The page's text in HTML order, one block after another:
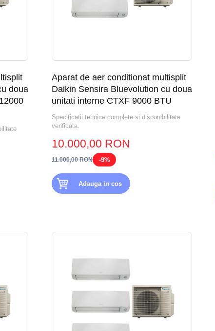
doua
Aparat de aer conditionat multisplit
Daikin Sensira Bluevolution cu doua
unitati interne CTXF 9000 BTU
Specificatii tehnice complete si disponibilitate
verificata.
10.000,00 RON
11.000,00 RON -9%
Adauga in cos